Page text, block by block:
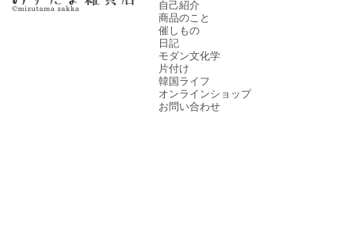
自己紹介
商品のこと
催しもの
日記
モダン文化学
片付け
韓国ライフ
オンラインショップ
お問い合わせ